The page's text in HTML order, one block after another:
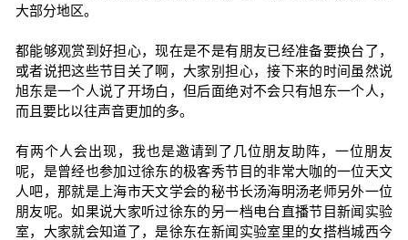
大部分地区。
都能够观赏到好担心，现在是不是有朋友已经准备要换台了，
或者说把这些节目关了啊，大家别担心，接下来的时间虽然说
旭东是一个人说了开场白，但后面绝对不会只有旭东一个人，
而且要比以往声音更加的多。
有两个人会出现，我也是邀请到了几位朋友助阵，一位朋友
呢，是曾经也参加过徐东的极客秀节目的非常大咖的一位天文
人吧，那就是上海市天文学会的秘书长汤海明汤老师另外一位
朋友呢。如果说大家听过徐东的另一档电台直播节目新闻实验
室，大家就会知道了，是徐东在新闻实验室里的女搭档城西今